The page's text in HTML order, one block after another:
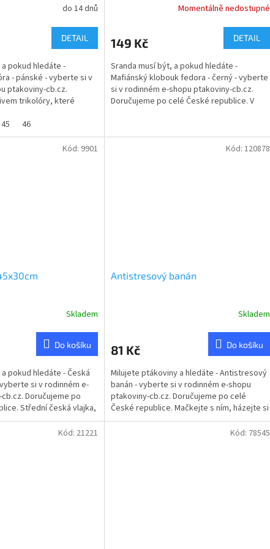
do 14 dnů
DETAIL
pokud hledáte -
- pánské - vyberte si v
ptakoviny-cb.cz.
trikolóry, které
45 46
Momentálně nedostupné
149 Kč DETAIL
Sranda musí být, a pokud hledáte -
Mafiánský klobouk fedora - černý - vyberte
si v rodinném e-shopu ptakoviny-cb.cz.
Doručujeme po celé České republice. V
Skladem
Do košíku
pokud hledáte - Česká
si v rodinném e-
Doručujeme po
Střední česká vlajka,
Kód: 9901
Antistresový banán
je
z
5
hvězdiček.
Skladem
81 Kč Do košíku
Milujete ptákoviny a hledáte - Antistresový
banán - vyberte si v rodinném e-shopu
ptakoviny-cb.cz. Doručujeme po celé
České republice. Mačkejte s ním, házejte si
s ním, zmlaťte...
Kód: 120878
Kód: 21221 Kód: 78545